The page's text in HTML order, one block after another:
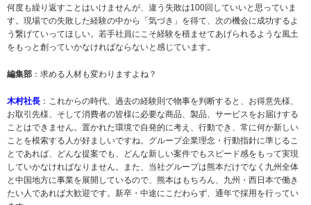
何度も繰り返すことはいけませんが、違う失敗は100回していいと思っていま
す。現場での失敗した経験の中から「気づき」を得て、次の機会に成功するよ
う繋げていってほしい。若手社員にこそ経験を積ませてあげられるような風土
をもっと創っていかなければならないと感じています。
編集部 ：求める人材も変わりますよね？
木村社長 ：これからの時代、過去の経験則で物事を判断すると、お得意先様、
お取引先様、そして消費者の皆様に必要な商品、製品、サービスをお届けする
ことはできません。置かれた環境で自発的に考え、行動でき、常に何か新しい
ことを模索する人が好ましいですね。グループ企業理念・行動指針に準じるこ
とであれば、どんな提案でも、どんな新しい案件でもスピード感をもって実現
していかなければなりません。また、当社グループは熊本だけでなく九州全体
と中国地方に事業を展開しているので、熊本はもちろん、九州・西日本で働き
たい人であれば大歓迎です。新卒・中途にこだわらず、通年で採用を行ってい